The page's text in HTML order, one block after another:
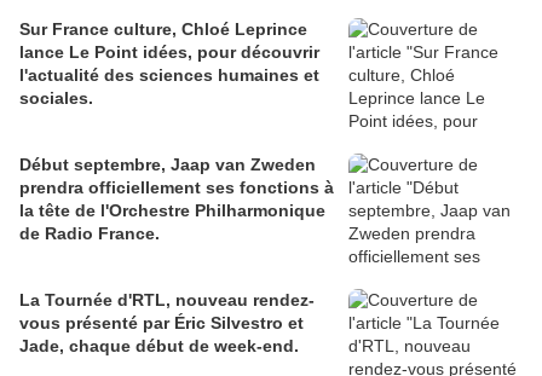
Sur France culture, Chloé Leprince
lance Le Point idées, pour découvrir
l'actualité des sciences humaines et
sociales.
Début septembre, Jaap van Zweden
prendra officiellement ses fonctions à
la tête de l'Orchestre Philharmonique
de Radio France.
La Tournée d'RTL, nouveau rendez-
vous présenté par Éric Silvestro et
Jade, chaque début de week-end.